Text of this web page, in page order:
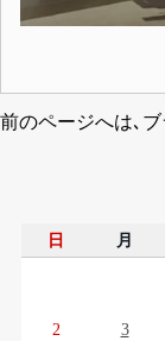
前のページへは､
日 月
2 3